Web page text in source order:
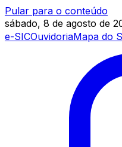
Pular para o conteúdo
sábado, 8 de agosto de
e-SICOuvidoriaMapa do